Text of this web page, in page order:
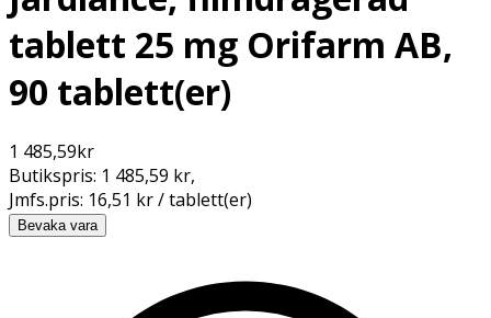
tablett 25 mg Orifarm AB,
90 tablett(er)
1 485,59kr
Butikspris: 1 485,59 kr,
Jmfs.pris: 16,51 kr / tablett(er)
Bevaka vara